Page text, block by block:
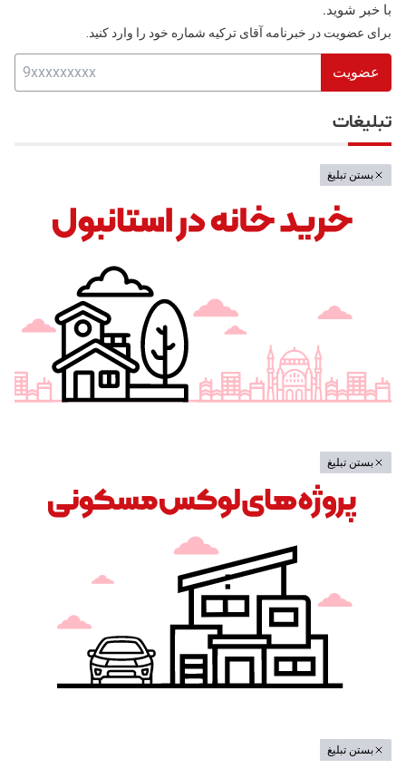
با خبر شوید.
برای عضویت در خبرنامه آقای ترکیه شماره خود را وارد کنید.
عضویت
تبلیغات
بستن تبلیغ
بستن تبلیغ
بستن تبلیغ